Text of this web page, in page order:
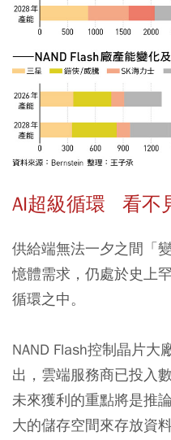
AI超級循環 看不
供給端無法一夕之間「
憶體需求，仍處於史上
循環之中。
NAND Flash控制晶片大
出，雲端服務商已投入
未來獲利的重點將是推
大的儲存空間來存放資